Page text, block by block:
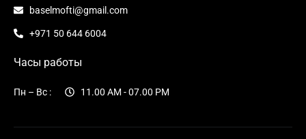
baselmofti@gmail.com
+971 50 644 6004
Часы работы
Пн – Вс : 11.00 AM - 07.00 PM